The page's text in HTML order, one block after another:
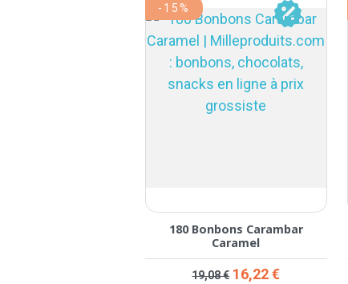
180 Bonbons Carambar
Caramel
Prix de base
19,08 € Prix
16,22 €
-15%